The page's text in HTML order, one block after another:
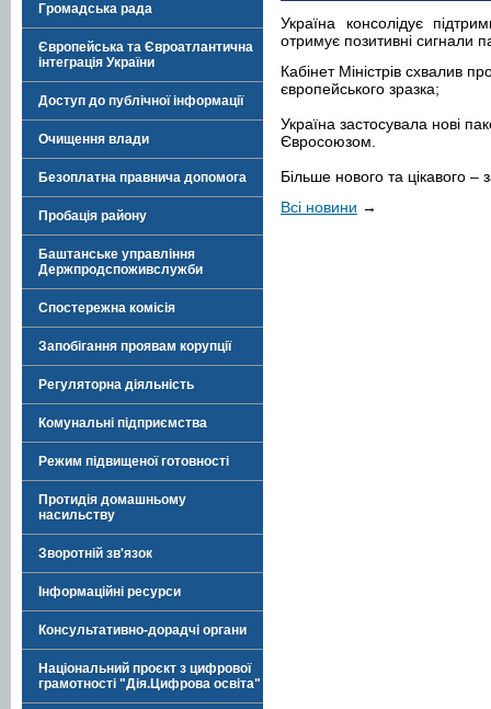
Громадська рада
Європейська та Євроатлантична
інтеграція України
Доступ до публічної інформації
Очищення влади
Безоплатна правнича допомога
Пробація району
Баштанське управління
Держпродспоживслужби
Спостережна комісія
Запобігання проявам корупції
Регуляторна діяльність
Комунальні підприємства
Режим підвищеної готовності
Протидія домашньому
насильству
Зворотній зв'язок
Інформаційні ресурси
Консультативно-дорадчі органи
Національний проєкт з цифрової
грамотності "Дія.Цифрова освіта"
Україна консолідує
отримує позитивні сигнали
Кабінет Міністрів схвалив
європейського зразка;
Україна застосувала нові
Євросоюзом.
Більше нового та цікавого
Всі новини →